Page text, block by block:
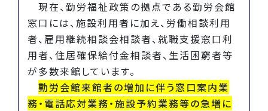
現在、勤労福祉政策の拠点である勤労会館
窓口には、施設利用者に加え、労働相談利用
者、雇用継続相談会相談者、就職支援窓口利
用者、住居確保給付金相談者、生活困窮者等
が多数来館しています。
勤労会館来館者の増加に伴う窓口案内業
務・電話応対業務・施設予約業務等の急増に